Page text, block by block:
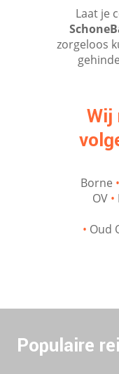
Laat je
zorgeloos
Wij
Borne •
OV •
• Oud
Populaire